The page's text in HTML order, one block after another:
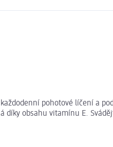
pohotové líčení a
obsahu vitamínu E.